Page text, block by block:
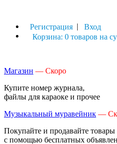
Регистрация | Вход
Корзина: 0 товаров на
Магазин — Скоро
Купите номер журнала,
файлы для караоке и прочее
Музыкальный муравейник —
Покупайте и продавайте товары
с помощью бесплатных